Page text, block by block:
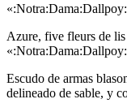
Azure, five fleurs de
Escudo de armas
delineado de sable, y